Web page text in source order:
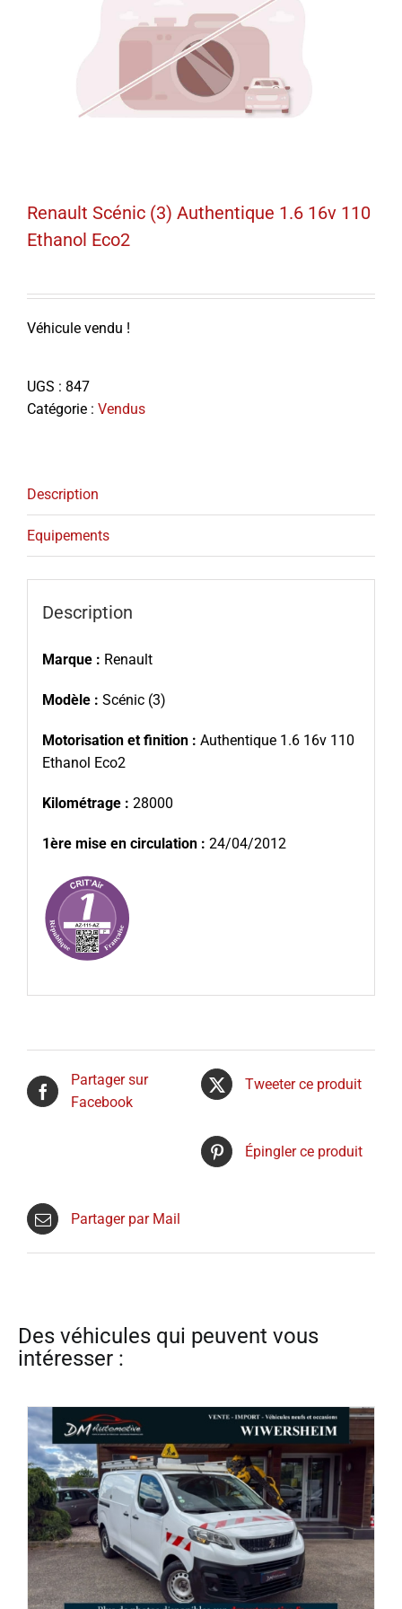
Renault Scénic (3) Authentique 1.6 16v 110
Ethanol Eco2
Véhicule vendu !
UGS : 847
Catégorie : Vendus
Description
Equipements
Description
Marque : Renault
Modèle : Scénic (3)
Motorisation et finition : Authentique 1.6 16v 110
Ethanol Eco2
Kilométrage : 28000
1ère mise en circulation : 24/04/2012
Partager sur
Facebook
Tweeter ce produit
Épingler ce produit
Partager par Mail